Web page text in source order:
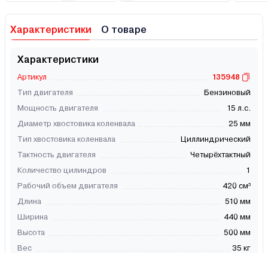
Характеристики О товаре
Характеристики
Артикул
135948
Тип двигателя
Бензиновый
Мощность двигателя
15 л.с.
Диаметр хвостовика коленвала
25 мм
Тип хвостовика коленвала
Циллиндрический
Тактность двигателя
Четырёхтактный
Количество цилиндров
1
Рабочий объем двигателя
420 см³
Длина
510 мм
Ширина
440 мм
Высота
500 мм
Вес
35 кг